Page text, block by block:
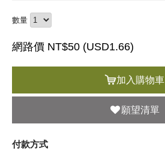
數量
網路價 NT$50 (USD1.66)
加入購物車
願望清單
付款方式